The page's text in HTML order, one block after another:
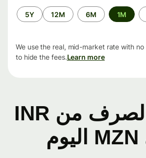
1M
6M
12M
5Y
We use the real, mid-market rate with
to hide the fees.Learn more
أسعار الصرف من INR